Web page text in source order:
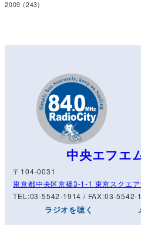
2009 (243)
中央エフエ
〒104-0031
東京都中央区京橋3-1-1 東京スクエ
TEL:03-5542-1914 / FAX:03-5542-
ラジオを聴く